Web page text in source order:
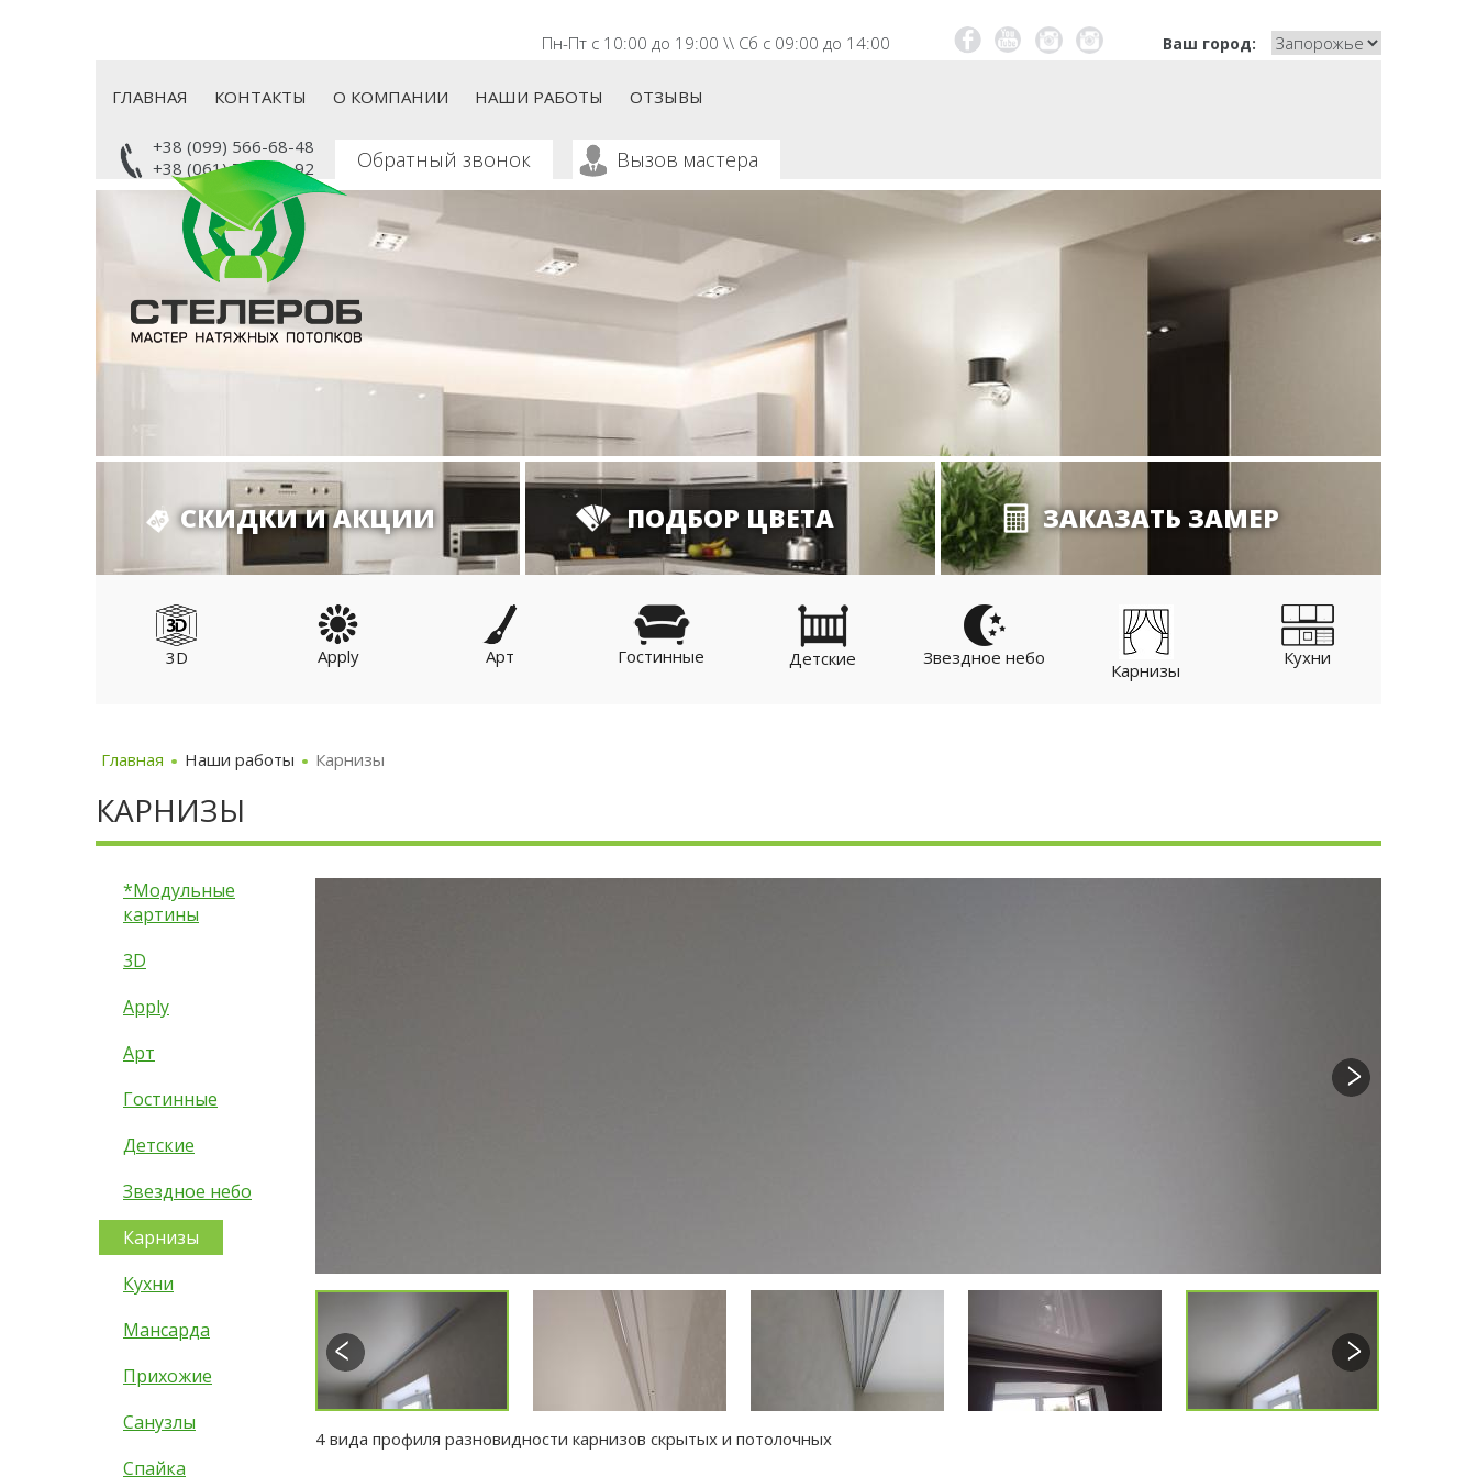
Пн-Пт с 10:00 до 19:00 \\ Сб с 09:00 до 14:00
Мы
Канал
на
InstagramInstagramВаш город:
ГЛАВНАЯ КОНТАКТЫ О КОМПАНИИ НАШИ РАБОТЫ ОТЗЫВЫ
+38 (099) 566-68-48
+38 (061) 707-93-92
Обратный звонок Вызов мастера
СКИДКИ И АКЦИИ ПОДБОР ЦВЕТА ЗАКАЗАТЬ ЗАМЕР
3D Apply Арт Гостинные Детские Звездное небо
Карнизы
Кухни
Главная Наши работы Карнизы
КАРНИЗЫ
*Модульные
картины
3D
Apply
Арт
Гостинные
Детские
Звездное небо
Карнизы
Кухни
Мансарда
Прихожие
Санузлы
Спайка
4 вида профиля разновидности карнизов скрытых и потолочных